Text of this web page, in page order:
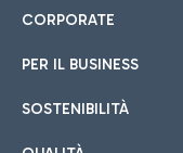
CORPORATE
PER IL BUSINESS
SOSTENIBILITÀ